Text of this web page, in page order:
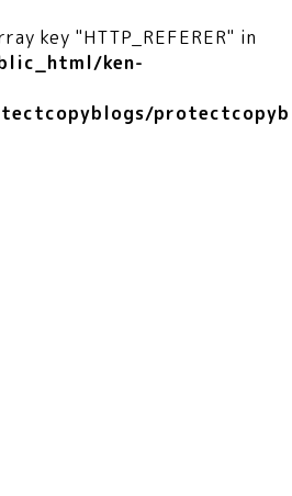
key "HTTP_REFERER" in
ken-
protectcopyb